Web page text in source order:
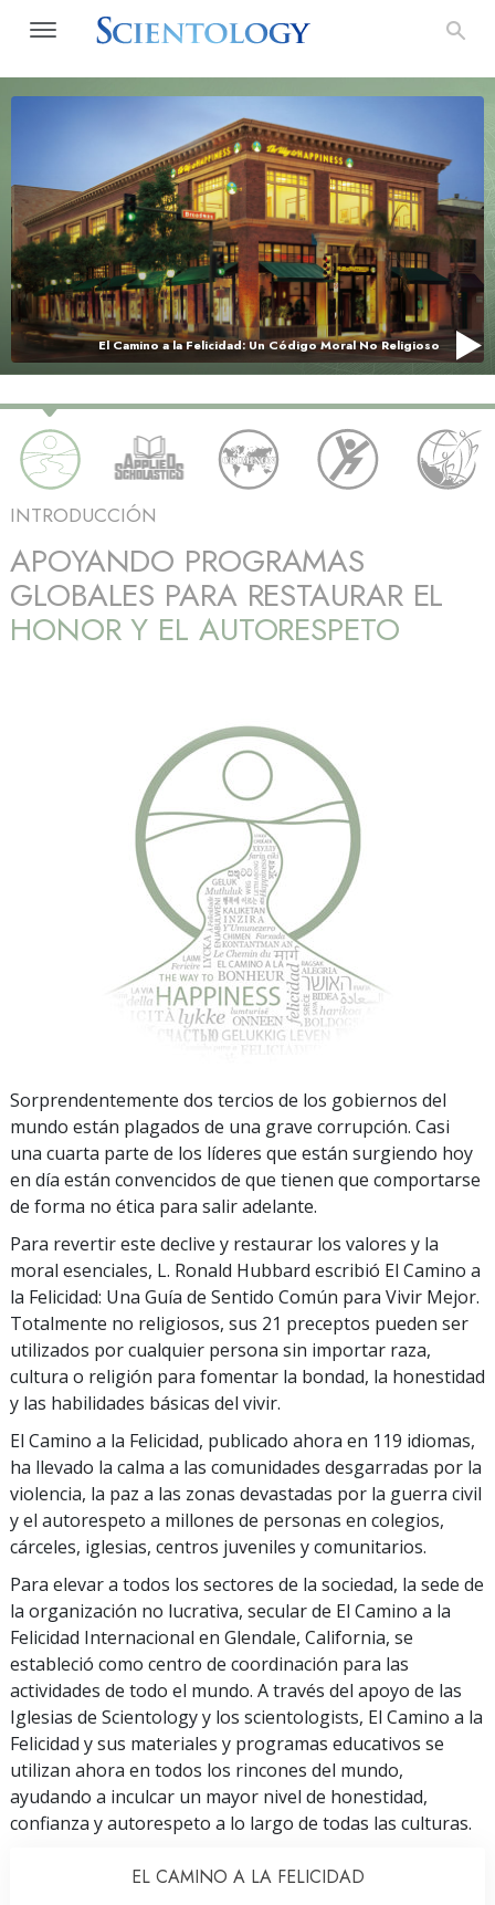
El Camino a la Felicidad: Un Código Moral No Religioso
INTRODUCCIÓN
APOYANDO PROGRAMAS
GLOBALES PARA RESTAURAR EL
HONOR Y EL AUTORESPETO
Sorprendentemente dos tercios de los gobiernos del
mundo están plagados de una grave corrupción. Casi
una cuarta parte de los líderes que están surgiendo hoy
en día están convencidos de que tienen que comportarse
de forma no ética para salir adelante.
Para revertir este declive y restaurar los valores y la
moral esenciales, L. Ronald Hubbard escribió El Camino a
la Felicidad: Una Guía de Sentido Común para Vivir Mejor.
Totalmente no religiosos, sus 21 preceptos pueden ser
utilizados por cualquier persona sin importar raza,
cultura o religión para fomentar la bondad, la honestidad
y las habilidades básicas del vivir.
El Camino a la Felicidad, publicado ahora en 119 idiomas,
ha llevado la calma a las comunidades desgarradas por la
violencia, la paz a las zonas devastadas por la guerra civil
y el autorespeto a millones de personas en colegios,
cárceles, iglesias, centros juveniles y comunitarios.
Para elevar a todos los sectores de la sociedad, la sede de
la organización no lucrativa, secular de El Camino a la
Felicidad Internacional en Glendale, California, se
estableció como centro de coordinación para las
actividades de todo el mundo. A través del apoyo de las
Iglesias de Scientology y los scientologists, El Camino a la
Felicidad y sus materiales y programas educativos se
utilizan ahora en todos los rincones del mundo,
ayudando a inculcar un mayor nivel de honestidad,
confianza y autorespeto a lo largo de todas las culturas.
EL CAMINO A LA FELICIDAD